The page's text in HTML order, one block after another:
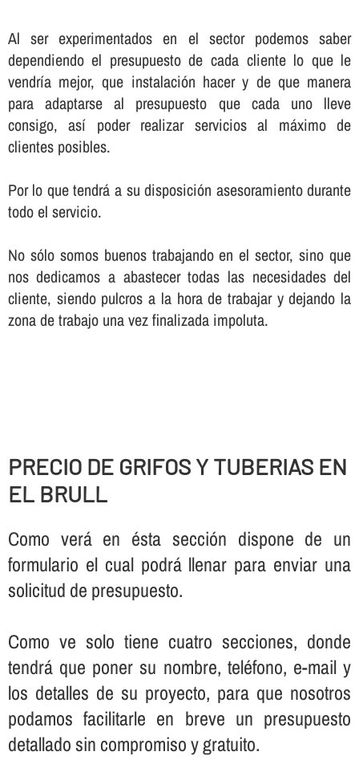
Al ser experimentados en el sector podemos saber
dependiendo el presupuesto de cada cliente lo que le
vendrí­a mejor, que instalación hacer y de que manera
para adaptarse al presupuesto que cada uno lleve
consigo, así­ poder realizar servicios al máximo de
clientes posibles.
Por lo que tendrá a su disposición asesoramiento durante
todo el servicio.
No sólo somos buenos trabajando en el sector, sino que
nos dedicamos a abastecer todas las necesidades del
cliente, siendo pulcros a la hora de trabajar y dejando la
zona de trabajo una vez finalizada impoluta.
PRECIO DE GRIFOS Y TUBERIAS EN
EL BRULL
Como verá en ésta sección dispone de un
formulario el cual podrá llenar para enviar una
solicitud de presupuesto.
Como ve solo tiene cuatro secciones, donde
tendrá que poner su nombre, teléfono, e-mail y
los detalles de su proyecto, para que nosotros
podamos facilitarle en breve un presupuesto
detallado sin compromiso y gratuito.